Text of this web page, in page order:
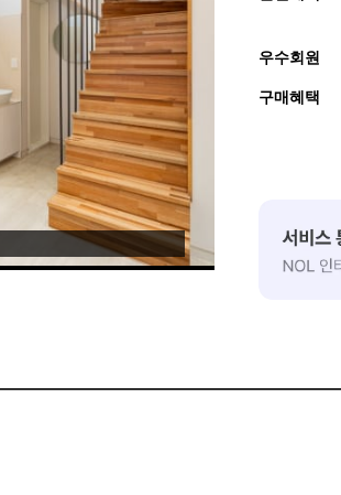
우수회원
구매혜택